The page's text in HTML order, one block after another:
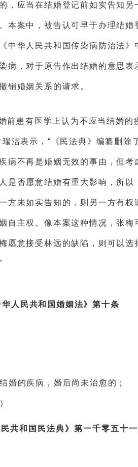
，应当在结婚登记前如实告知另
本案中，被告认可早于办理结婚
中华人民共和国传染病防治法》
病，对于原告作出结婚的意思表
销婚姻关系的请求。
前患有医学上认为不应当结婚的
洁表示，“《民法典》编纂删除
病不再是婚姻无效的事由，但考
是否愿意结婚有重大影响，所以
方未如实告知的，则另一方有权
自主权。像本案这种情况，张梅
愿意接受林远的缺陷，则可以选
华人民共和国婚姻法》第十条
婚的疾病，婚后尚未治愈的；
民共和国民法典》第一千零五十